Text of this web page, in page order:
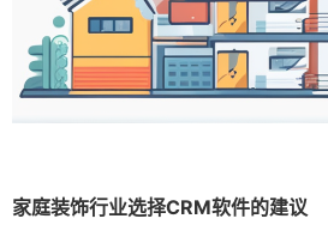
家庭装饰行业选择CRM软件的建议